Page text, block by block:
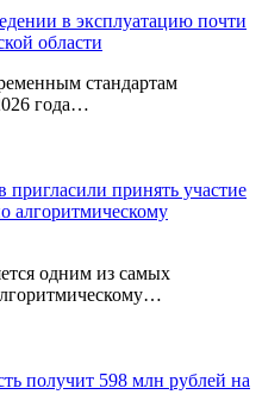
в эксплуатацию почти
области
стандартам
года…
принять участие
алгоритмическому
одним из самых
получит 598 млн рублей на